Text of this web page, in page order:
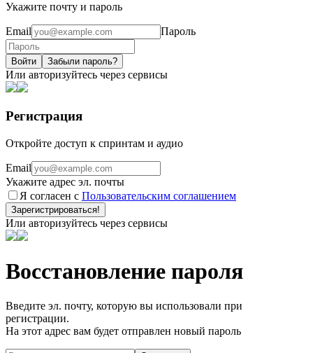
Укажите почту и пароль
Email Пароль
Войти Забыли пароль?
Или авторизуйтесь через сервисы
Регистрация
Откройте доступ к спринтам и аудио
Email
Укажите адрес эл. почты
Я согласен с Пользовательским соглашением
Зарегистрироваться!
Или авторизуйтесь через сервисы
Восстановление пароля
Введите эл. почту, которую вы использовали при
регистрации.
На этот адрес вам будет отправлен новый пароль